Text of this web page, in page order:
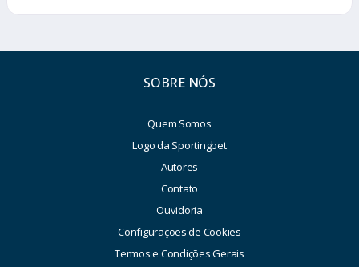
SOBRE NÓS
Quem Somos
Logo da Sportingbet
Autores
Contato
Ouvidoria
Configurações de Cookies
Termos e Condições Gerais